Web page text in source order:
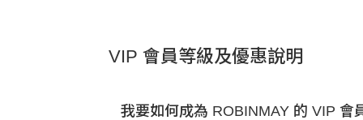
VIP 會員等級及優惠說明
我要如何成為 ROBINMAY 的 VIP 會